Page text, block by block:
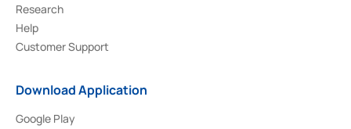
Research
Help
Customer Support
Download Application
Google Play